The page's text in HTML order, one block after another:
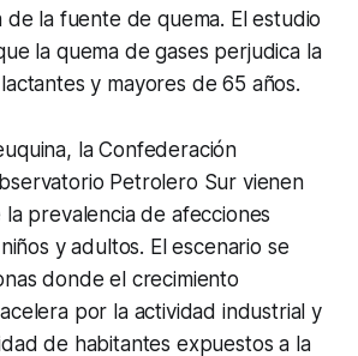
de la fuente de quema. El estudio
la quema de gases perjudica la
y mayores de 65 años.
la Confederación
Petrolero Sur vienen
prevalencia de afecciones
y adultos. El escenario se
donde el crecimiento
por la actividad industrial y
de habitantes expuestos a la